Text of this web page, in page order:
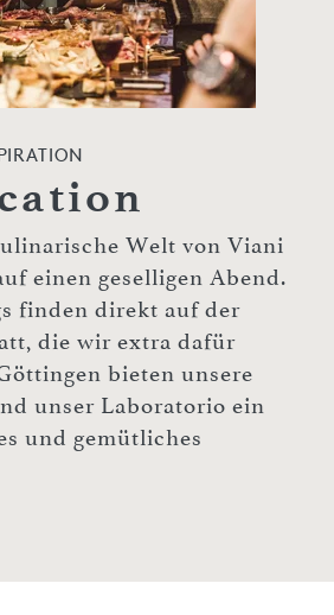
Welt von Viani
einen geselligen Abend.
finden direkt auf der
die wir extra dafür
bieten unsere
unser Laboratorio ein
und gemütliches